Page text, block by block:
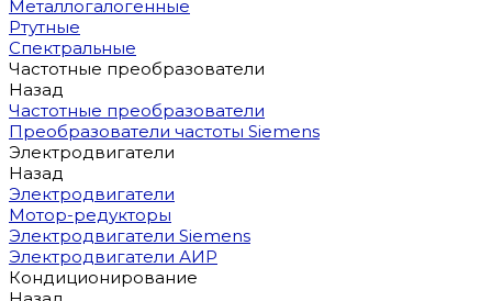
Металлогалогенные
Ртутные
Спектральные
Частотные преобразователи
Назад
Частотные преобразователи
Преобразователи частоты Siemens
Электродвигатели
Назад
Электродвигатели
Мотор-редукторы
Электродвигатели Siemens
Электродвигатели АИР
Кондиционирование